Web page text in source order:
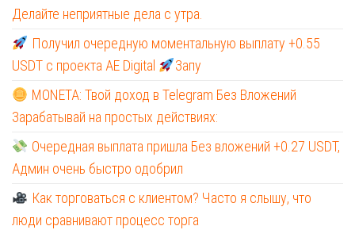
Делайте неприятные дела с утра.
Получил очередную моментальную выплату +0.55
USDT с проекта AE Digital
Запу
MONETA: Твой доход в Telegram Без Вложений
Зарабатывай на простых действиях:
Очередная выплата пришла Без вложений +0.27 USDT,
Админ очень быстро одобрил
Как торговаться с клиентом? Часто я слышу, что
люди сравнивают процесс торга